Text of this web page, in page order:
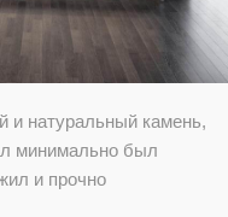
и натуральный камень,
минимально был
и прочно